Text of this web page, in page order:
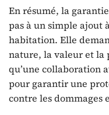
En résumé, la
pas à un simple ajout
habitation. Elle
nature, la valeur et la
qu’une collaboration
pour garantir une
contre les dommages